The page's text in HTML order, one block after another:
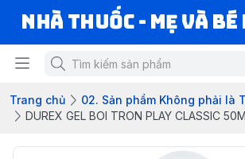
Nhà Thuốc - Mẹ và Bé
Trang chủ 02. Sản phẩm Không phải là
DUREX GEL BOI TRON PLAY CLASSIC